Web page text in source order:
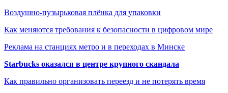
Воздушно-пузырьковая плёнка для упаковки
Как меняются требования к безопасности в цифровом мире
Реклама на станциях метро и в переходах в Минске
Starbucks оказался в центре крупного скандала
Как правильно организовать переезд и не потерять время